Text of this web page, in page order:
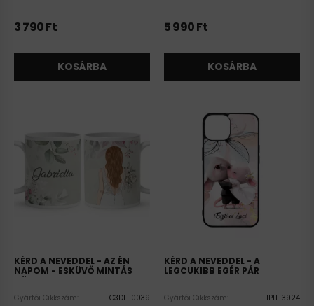
3 790Ft
KOSÁRBA
5 990Ft
KOSÁRBA
KÉRD A NEVEDDEL - AZ ÉN
NAPOM - ESKÜVŐ MINTÁS
BÖGRE
Gyártói Cikkszám:
C3DL-0039
KÉRD A NEVEDDEL - A
LEGCUKIBB EGÉR PÁR
Gyártói Cikkszám:
IPH-3924